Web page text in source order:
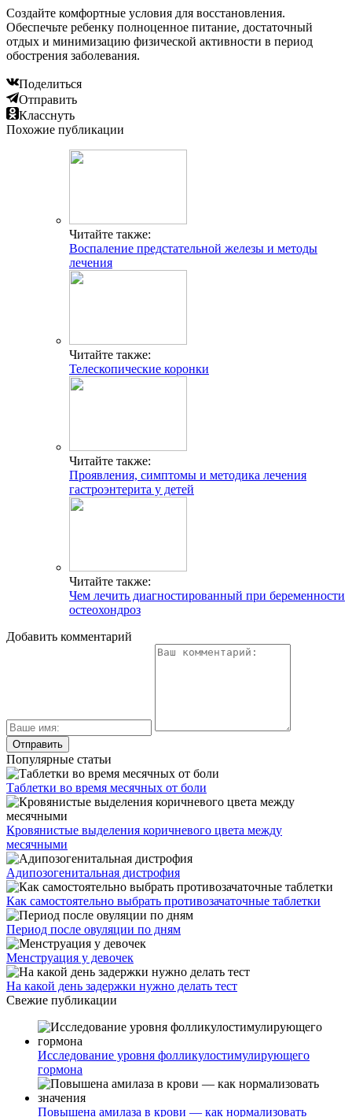
Создайте комфортные условия для восстановления.
Обеспечьте ребенку полноценное питание, достаточный
отдых и минимизацию физической активности в период
обострения заболевания.
Поделиться
Отправить
Класснуть
Похожие публикации
Читайте также:
Воспаление предстательной железы и методы
лечения
Читайте также:
Телескопические коронки
Читайте также:
Проявления, симптомы и методика лечения
гастроэнтерита у детей
Читайте также:
Чем лечить диагностированный при беременности
остеохондроз
Добавить комментарий
Популярные статьи
Таблетки во время месячных от боли
Кровянистые выделения коричневого цвета между
месячными
Адипозогенитальная дистрофия
Как самостоятельно выбрать противозачаточные таблетки
Период после овуляции по дням
Менструация у девочек
На какой день задержки нужно делать тест
Свежие публикации
Исследование уровня фолликулостимулирующего
гормона
Повышена амилаза в крови — как нормализовать